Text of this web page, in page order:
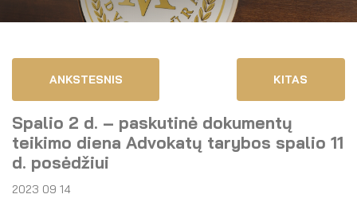
Advokatų tarybos pirmininkas
Advokatų taryba
Komitetai
Garbės teismas
Savitarna
Savivaldos teisės aktai
Dokumentų atmintinė
Garbės ženklų registras
ANKSTESNIS KITAS
Spalio 2 d. – paskutinė dokumentų
teikimo diena Advokatų tarybos spalio 11
d. posėdžiui
2023 09 14